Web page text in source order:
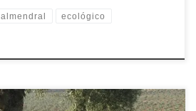
almendral ecológico